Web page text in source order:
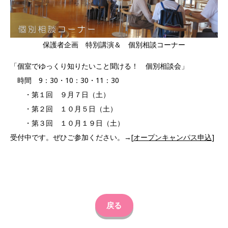
保護者企画 特別講演＆ 個別相談コーナー
「個室でゆっくり知りたいこと聞ける！ 個別相談会」
時間 9：30・10：30・11：30
・第１回 ９月７日（土）
・第２回 １０月５日（土）
・第３回 １０月１９日（土）
受付中です。ぜひご参加ください。→[オープンキャンパス申込]
戻る